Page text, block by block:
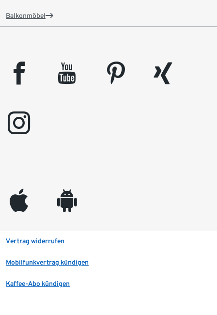
Balkonmöbel
facebook youtube pinterest
xing
instagram
appleinc android
Vertrag widerrufen
Mobilfunkvertrag kündigen
Kaffee-Abo kündigen